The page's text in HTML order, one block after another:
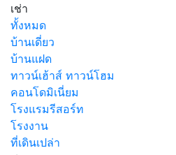
เช่า
ทั้งหมด
บ้านเดี่ยว
บ้านแฝด
ทาวน์เฮ้าส์ ทาวน์โฮม
คอนโดมิเนี่ยม
โรงแรมรีสอร์ท
โรงงาน
ที่เดินเปล่า